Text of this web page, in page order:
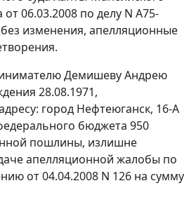
06.03.2008 по делу N А75-
изменения, апелляционные
Демишеву Андрею
28.08.1971,
город Нефтеюганск, 16-А
бюджета 950
пошлины, излишне
апелляционной жалобы по
от 04.04.2008 N 126 на сумму